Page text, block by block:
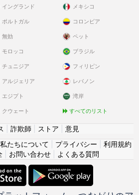
イングランド
ポルトガル
無効
メキシコ
コロンビア
ペット
モロッコ
チュニジア
アルジェリア
エジプト
クウェート
ブラジル
フィリピン
レバノン
湾岸
すべてのリスト
詐欺師 ストア
意見
私たちについて プライバシー
利用規約
| お問い合わせ| よくある質問